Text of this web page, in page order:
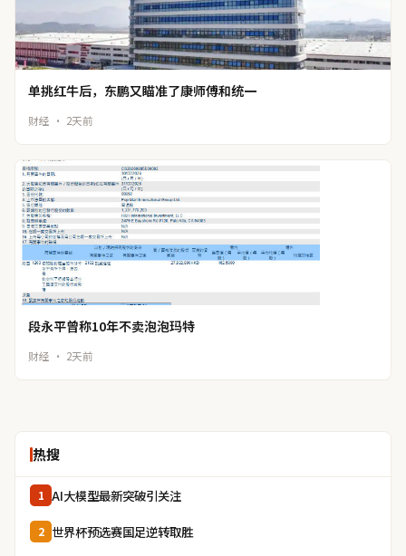
单挑红牛后，东鹏又瞄准了康师傅和统一
财经 · 2天前
段永平曾称10年不卖泡泡玛特
财经 · 2天前
热搜
1 AI大模型最新突破引关注
2 世界杯预选赛国足逆转取胜